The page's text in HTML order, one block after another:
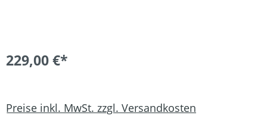
229,00 €*
Preise inkl. MwSt. zzgl. Versandkosten